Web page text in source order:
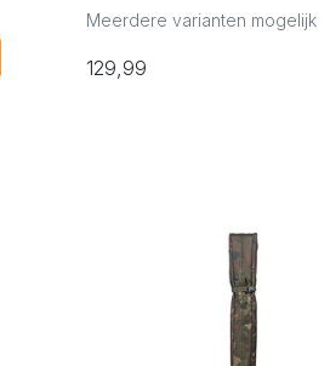
Meerdere varianten mogelijk
129,99